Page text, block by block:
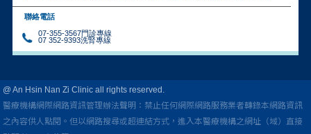
聯絡電話
07-355-3567門診專線
07 352-9393洗腎專線
@ An Hsin Nan Zi Clinic all rights reserved.
醫療機構網際網路資訊管理辦法聲明：禁止任何網際網路服務業者轉錄本網路資訊
之內容供人點閱。但以網路搜尋或超連結方式，進入本醫療機構之網址（域）直接